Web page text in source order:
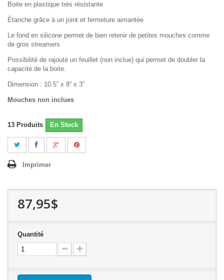
Boite en plastique très résistante
Étanche grâce à un joint et fermeture aimantée
Le fond en silicone permet de bien retenir de petites mouches comme
de gros streamers
Possibilité de rajouté un feuillet (non inclue) qui permet de doubler la
capacité de la boite.
Dimension : 10.5” x 8” x 3”
Mouches non inclues
13 Produits En Stock
Imprimer
87,95$
Quantité